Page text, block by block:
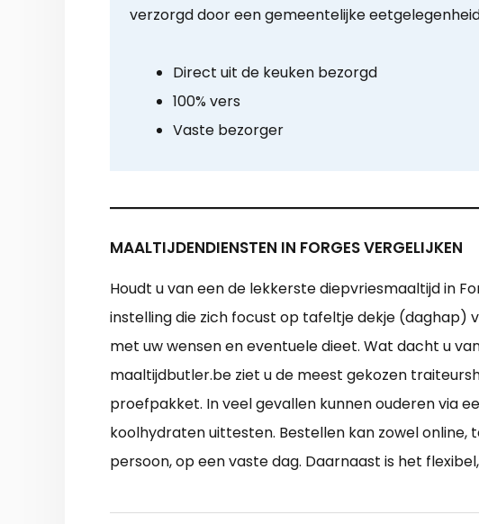
verzorgd door een gemeentelijke
Direct uit de keuken bezorgd
100% vers
Vaste bezorger
MAALTIJDENDIENSTEN IN FORGES VERGELIJKEN
Houdt u van een de lekkerste diepvriesmaaltijd in
instelling die zich focust op tafeltje dekje (daghap)
met uw wensen en eventuele dieet. Wat dacht u
maaltijdbutler.be ziet u de meest gekozen
proefpakket. In veel gevallen kunnen ouderen via
koolhydraten uittesten. Bestellen kan zowel
persoon, op een vaste dag. Daarnaast is het